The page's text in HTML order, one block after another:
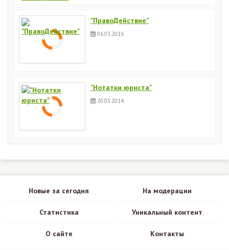
"ПравоДействие"
06.03.2016
"Нотатки юриста"
20.05.2014
Новые за сегодня На модерации
Статистика Уникальный контент
О сайте Контакты